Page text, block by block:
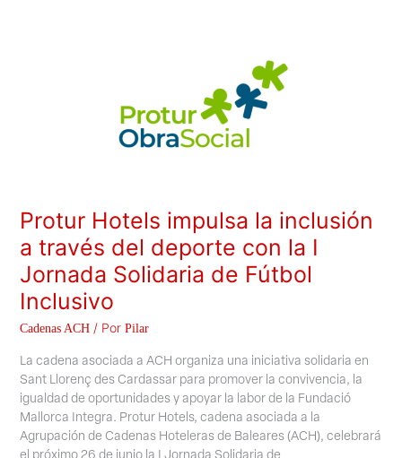
Protur Hotels impulsa la inclusión
a través del deporte con la I
Jornada Solidaria de Fútbol
Inclusivo
Cadenas ACH/ Por Pilar
La cadena asociada a ACH organiza una iniciativa solidaria en
Sant Llorenç des Cardassar para promover la convivencia, la
igualdad de oportunidades y apoyar la labor de la Fundació
Mallorca Integra. Protur Hotels, cadena asociada a la
Agrupación de Cadenas Hoteleras de Baleares (ACH), celebrará
el próximo 26 de junio la I Jornada Solidaria de
Inclusivo